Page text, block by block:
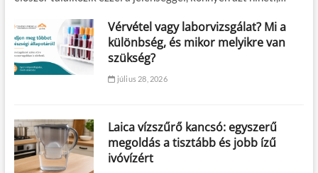
Vérvétel vagy laborvizsgálat? Mi a
különbség, és mikor melyikre van
szükség?
július 28, 2026
Laica vízszűrő kancsó: egyszerű
megoldás a tisztább és jobb ízű
ivóvízért